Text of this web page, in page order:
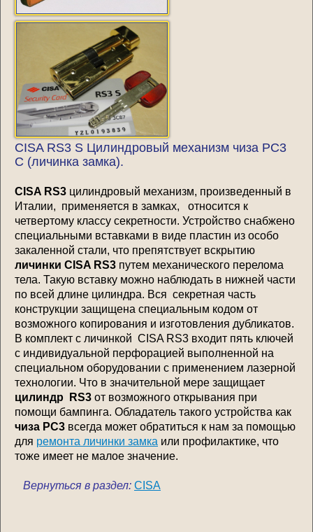
CISA RS3 S Цилиндровый механизм чиза РС3
С (личинка замка).
CISA RS3 цилиндровый механизм, произведенный в
Италии, применяется в замках, относится к
четвертому классу секретности. Устройство снабжено
специальными вставками в виде пластин из особо
закаленной стали, что препятствует вскрытию
личинки CISA RS3 путем механического перелома
тела. Такую вставку можно наблюдать в нижней части
по всей длине цилиндра. Вся секретная часть
конструкции защищена специальным кодом от
возможного копирования и изготовления дубликатов.
В комплект с личинкой CISA RS3 входит пять ключей
с индивидуальной перфорацией выполненной на
специальном оборудовании с применением лазерной
технологии. Что в значительной мере защищает
цилиндр RS3 от возможного открывания при
помощи бампинга. Обладатель такого устройства как
чиза РС3 всегда может обратиться к нам за помощью
для ремонта личинки замка или профилактике, что
тоже имеет не малое значение.
Вернуться в раздел: CISA